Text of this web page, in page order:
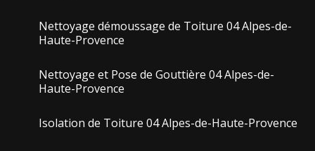
Nettoyage démoussage de Toiture 04 Alpes-de-
Haute-Provence
Nettoyage et Pose de Gouttière 04 Alpes-de-
Haute-Provence
Isolation de Toiture 04 Alpes-de-Haute-Provence